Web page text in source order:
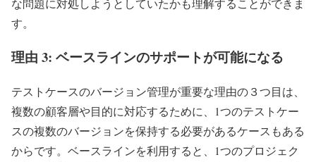
な問題に対処しようとしていたかも理解することができま
す。
理由 3: ベースラインのサポートが可能になる
テストケースのバージョン管理が重要な理由の３つ目は、
複数の顧客層や目的に対応するために、1つのテストケー
スの複数のバージョンを保持する必要があるケースもある
からです。ベースラインを利用すると、1つのプロジェク